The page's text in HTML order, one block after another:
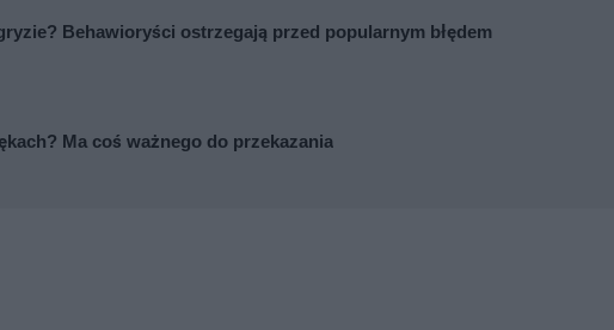
Behawioryści ostrzegają przed popularnym błędem
Ma coś ważnego do przekazania